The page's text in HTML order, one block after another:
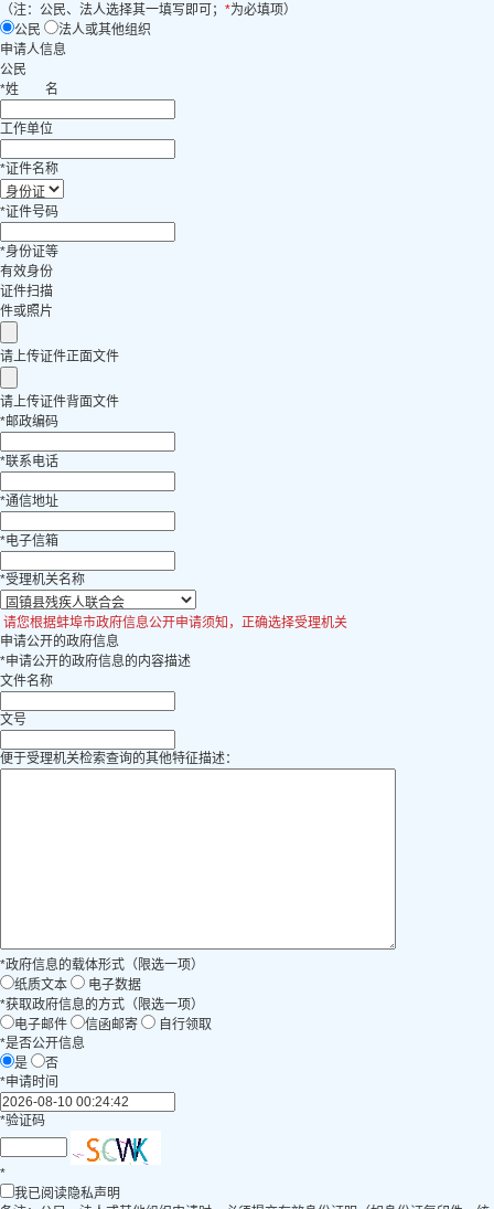
（注：公民、法人选择其一填写即可； *为必填项）
公民
法人或其他组织
申请人信息
公民
*姓 名
工作单位
*证件名称
*证件号码
*身份证等
有效身份
证件扫描
件或照片
请上传证件正面文件
请上传证件背面文件
*邮政编码
*联系电话
*通信地址
*电子信箱
*受理机关名称
请您根据蚌埠市政府信息公开申请须知，正确选择受理机关
申请公开的政府信息
*申请公开的政府信息的内容描述
文件名称
文号
便于受理机关检索查询的其他特征描述：
*政府信息的载体形式（限选一项）
纸质文本
电子数据
*获取政府信息的方式（限选一项）
电子邮件
信函邮寄
自行领取
*是否公开信息
是
否
*申请时间
*验证码
*
我已阅读隐私声明